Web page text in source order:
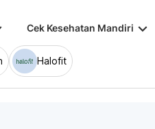
Cek Kesehatan Mandiri keyboard_arrow_down
Halofit